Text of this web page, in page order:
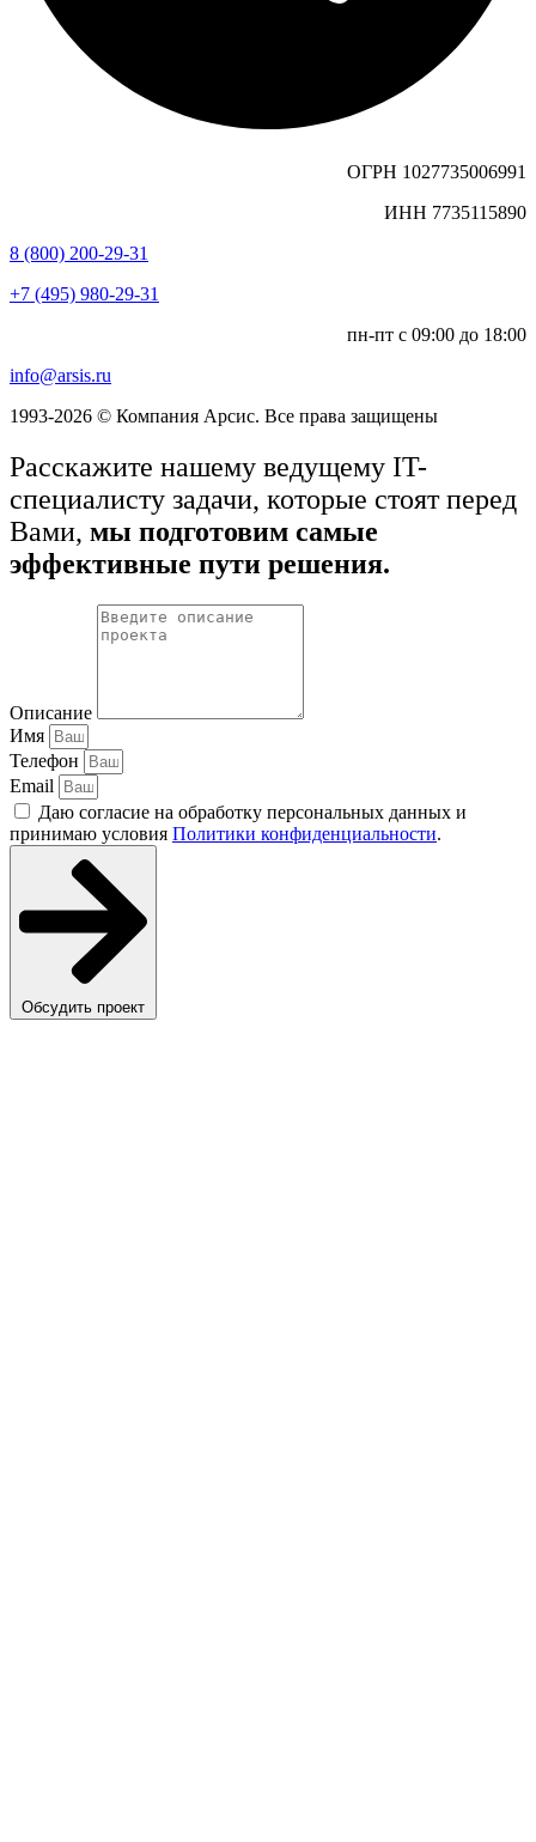
ОГРН 1027735006991
ИНН 7735115890
8 (800) 200-29-31
+7 (495) 980-29-31
пн-пт с 09:00 до 18:00
info@arsis.ru
1993-2026 © Компания Арсис. Все права защищены
Расскажите нашему ведущему IT-
специалисту задачи, которые стоят перед
Вами, мы подготовим самые
эффективные пути решения.
Описание
Имя
Телефон
Email
Даю согласие на обработку персональных данных и
принимаю условия Политики конфиденциальности.
Обсудить проект